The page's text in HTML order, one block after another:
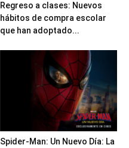
Regreso a clases: Nuevos
hábitos de compra escolar
que han adoptado...
Spider-Man: Un Nuevo Día: La